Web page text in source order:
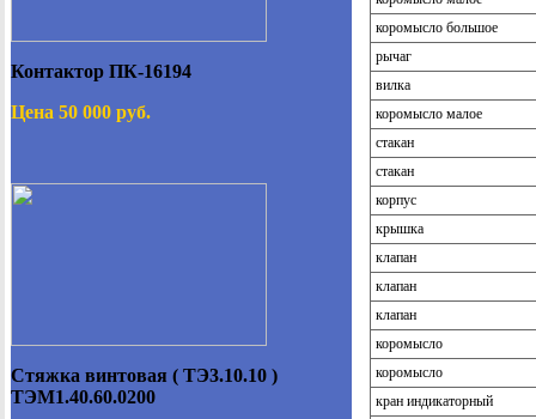
Контактор ПК-16194
Цена 50 000 руб.
Стяжка винтовая ( ТЭ3.10.10 )
ТЭМ1.40.60.0200
коромысло большое
рычаг
вилка
коромысло малое
стакан
стакан
корпус
крышка
клапан
клапан
клапан
коромысло
коромысло
кран индикаторный